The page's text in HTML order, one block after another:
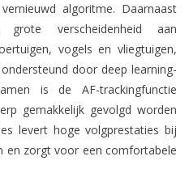
algoritme. Daarnaast
verscheidenheid aan
vogels en vliegtuigen,
door deep learning-
is de AF-trackingfunctie
gemakkelijk gevolgd worden
levert hoge volgprestaties bij
en zorgt voor een comfortabele